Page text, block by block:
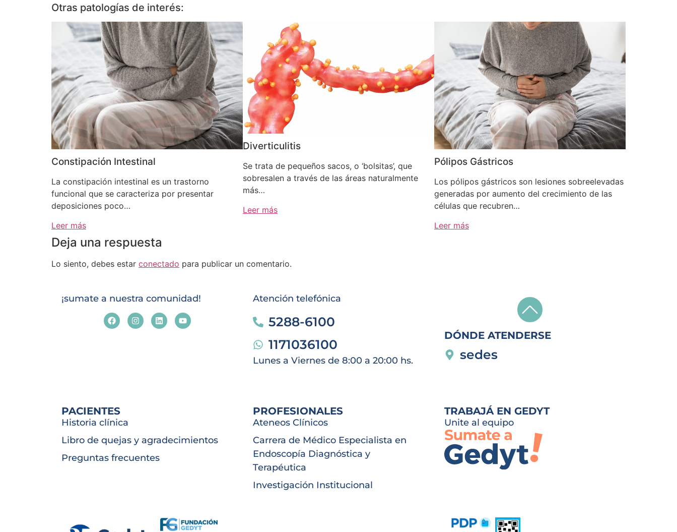
Otras patologías de interés:
Constipación Intestinal
La constipación intestinal es un trastorno
funcional que se caracteriza por presentar
deposiciones poco…
Leer más
Diverticulitis
Se trata de pequeños sacos, o ‘bolsitas’, que
sobresalen a través de las áreas naturalmente
más…
Leer más
Pólipos Gástricos
Los pólipos gástricos son lesiones sobreelevadas
generadas por aumento del crecimiento de las
células que recubren…
Leer más
Deja una respuesta
Lo siento, debes estar conectado para publicar un comentario.
¡sumate a nuestra comunidad!
PACIENTES
Historia clínica
Libro de quejas y agradecimientos
Preguntas frecuentes
Atención telefónica
5288-6100
1171036100
Lunes a Viernes de 8:00 a 20:00 hs.
PROFESIONALES
Ateneos Clínicos
Carrera de Médico Especialista en
Endoscopía Diagnóstica y
Terapéutica
Investigación Institucional
DÓNDE ATENDERSE
sedes
TRABAJÁ EN GEDYT
Unite al equipo